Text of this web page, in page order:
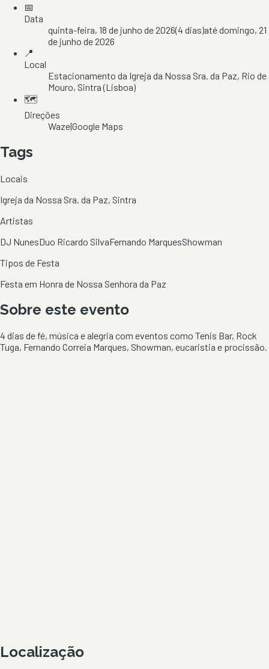
📅
Data
quinta-feira, 18 de junho de 2026(4 dias)atédomingo, 21
de junho de 2026
📍
Local
Estacionamento da Igreja da Nossa Sra. da Paz, Rio de
Mouro, Sintra(Lisboa)
🗺️
Direções
Waze|Google Maps
Tags
Locais
Igreja da Nossa Sra. da Paz, Sintra
Artistas
DJ NunesDuo Ricardo SilvaFernando MarquesShowman
Tipos de Festa
Festa em Honra de Nossa Senhora da Paz
Sobre este evento
4 dias de fé, música e alegria com eventos como Tenis Bar, Rock
Tuga, Fernando Correia Marques, Showman, eucaristia e procissão.
Localização